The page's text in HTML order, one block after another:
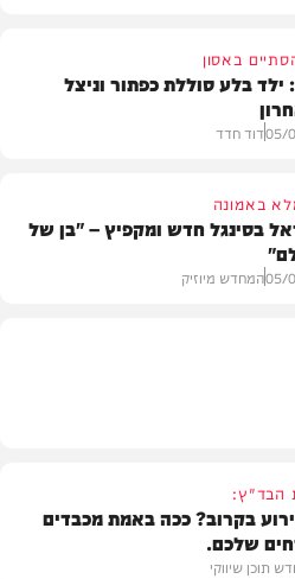
באסון
ילד בלע סוללת כפתור וניצל
05/דוד חדד
באמונה
בסינגל חדש ומקפיץ – "בן של
05/המחדש מיוזיק
הבד"ץ:
בקרוב? ככה באמת מכבדים
שלכם.
תוכן שיווקי